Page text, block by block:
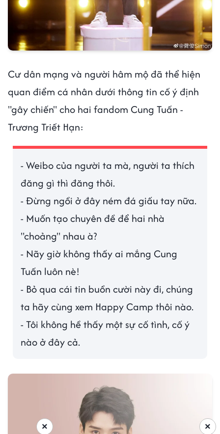
Cư dân mạng và người hâm mộ đã thể hiện
quan điểm cá nhân dưới thông tin cố ý định
"gây chiến" cho hai fandom Cung Tuấn -
Trương Triết Hạn:
- Weibo của người ta mà, người ta thích
đăng gì thì đăng thôi.
- Đừng ngồi ở đây ném đá giấu tay nữa.
- Muốn tạo chuyên đề để hai nhà
"choảng" nhau à?
- Nãy giờ không thấy ai mắng Cung
Tuấn luôn nè!
- Bỏ qua cái tin buồn cười này đi, chúng
ta hãy cùng xem Happy Camp thôi nào.
- Tôi không hề thấy một sự cố tình, cố ý
nào ở đây cả.
×
×